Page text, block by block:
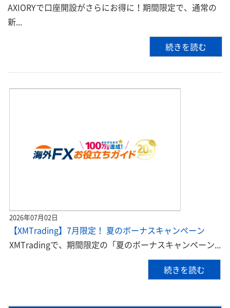
AXIORYで口座開設がさらにお得に！期間限定で、通常の
新...
続きを読む
2026年07月02日
【XMTrading】7月限定！ 夏のボーナスキャンペーン
XMTradingで、期間限定の「夏のボーナスキャンペーン...
続きを読む